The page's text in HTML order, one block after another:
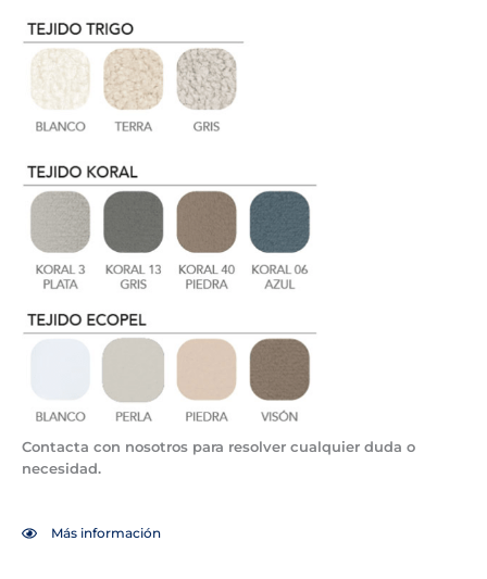
Contacta con nosotros para resolver cualquier duda o
necesidad.
Más información